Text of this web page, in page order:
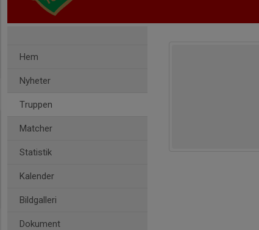
Hem
Nyheter
Truppen
Matcher
Statistik
Kalender
Bildgalleri
Dokument